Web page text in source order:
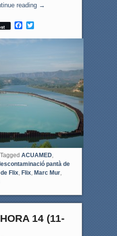
reading →
F
c
o
k
T
i
r
Tagged ACUAMED,
pantà de
Flix, Flix, Marc Mur,
14 (11-